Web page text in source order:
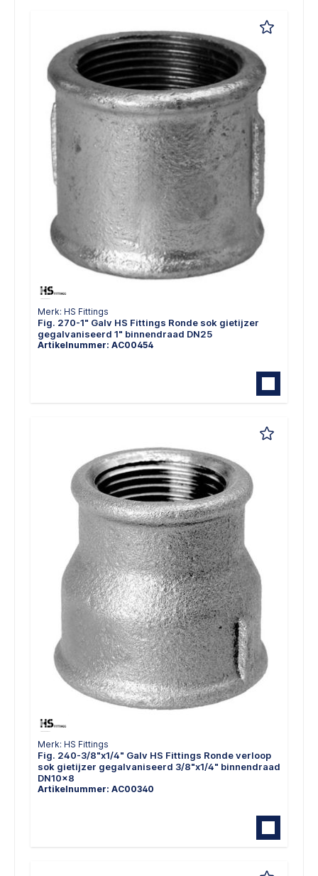
Merk: HS Fittings
Fig. 270-1" Galv HS Fittings Ronde sok gietijzer
gegalvaniseerd 1" binnendraad DN25
Artikelnummer: AC00454
Merk: HS Fittings
Fig. 240-3/8"x1/4" Galv HS Fittings Ronde verloop
sok gietijzer gegalvaniseerd 3/8"x1/4" binnendraad
DN10x8
Artikelnummer: AC00340